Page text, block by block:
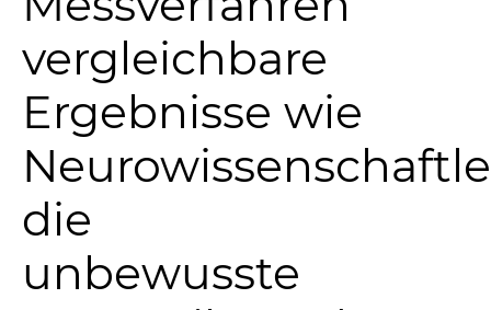
vergleichbare
Ergebnisse wie
die
unbewusste